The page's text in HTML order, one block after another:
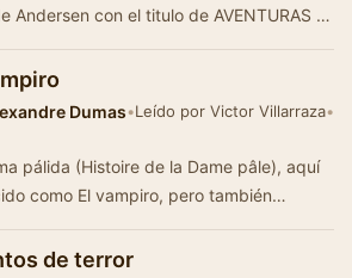
Andersen con el titulo de AVENTURAS E
Dumas•Leído por Victor Villarraza•
pálida (Histoire de la Dame pâle), aquí
como El vampiro, pero también
de terror